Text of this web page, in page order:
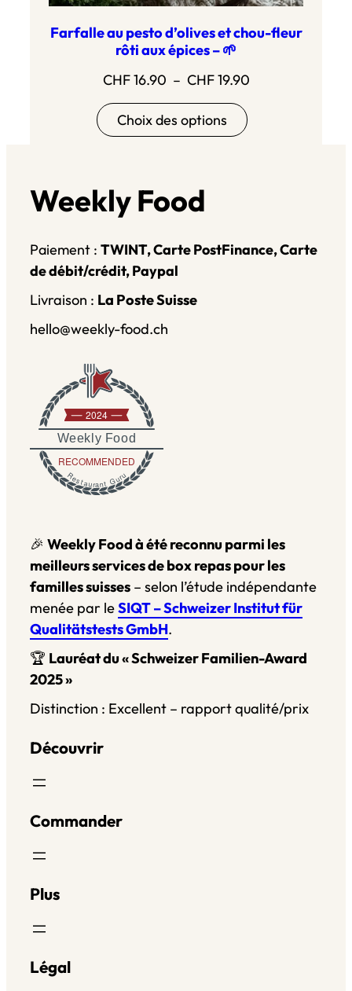
Farfalle au pesto d’olives et chou-fleur
rôti aux épices – 🌱
CHF16.90 – CHF19.90Plage
Choix des options
Weekly Food
Paiement : TWINT, Carte PostFinance, Carte
de débit/crédit, Paypal
Livraison : La Poste Suisse
hello@weekly-food.ch
Weekly Food
2024
RECOMMENDED
Restaurant Guru
🎉 Weekly Food à été reconnu parmi les
meilleurs services de box repas pour les
familles suisses – selon l’étude indépendante
menée par leSIQT – Schweizer Institut für
Qualitätstests GmbH.
🏆 Lauréat du « Schweizer Familien-Award
2025 »
Distinction : Excellent – rapport qualité/prix
Découvrir
Commander
Plus
Légal